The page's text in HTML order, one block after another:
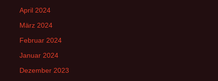
April 2024
März 2024
Februar 2024
Januar 2024
Dezember 2023